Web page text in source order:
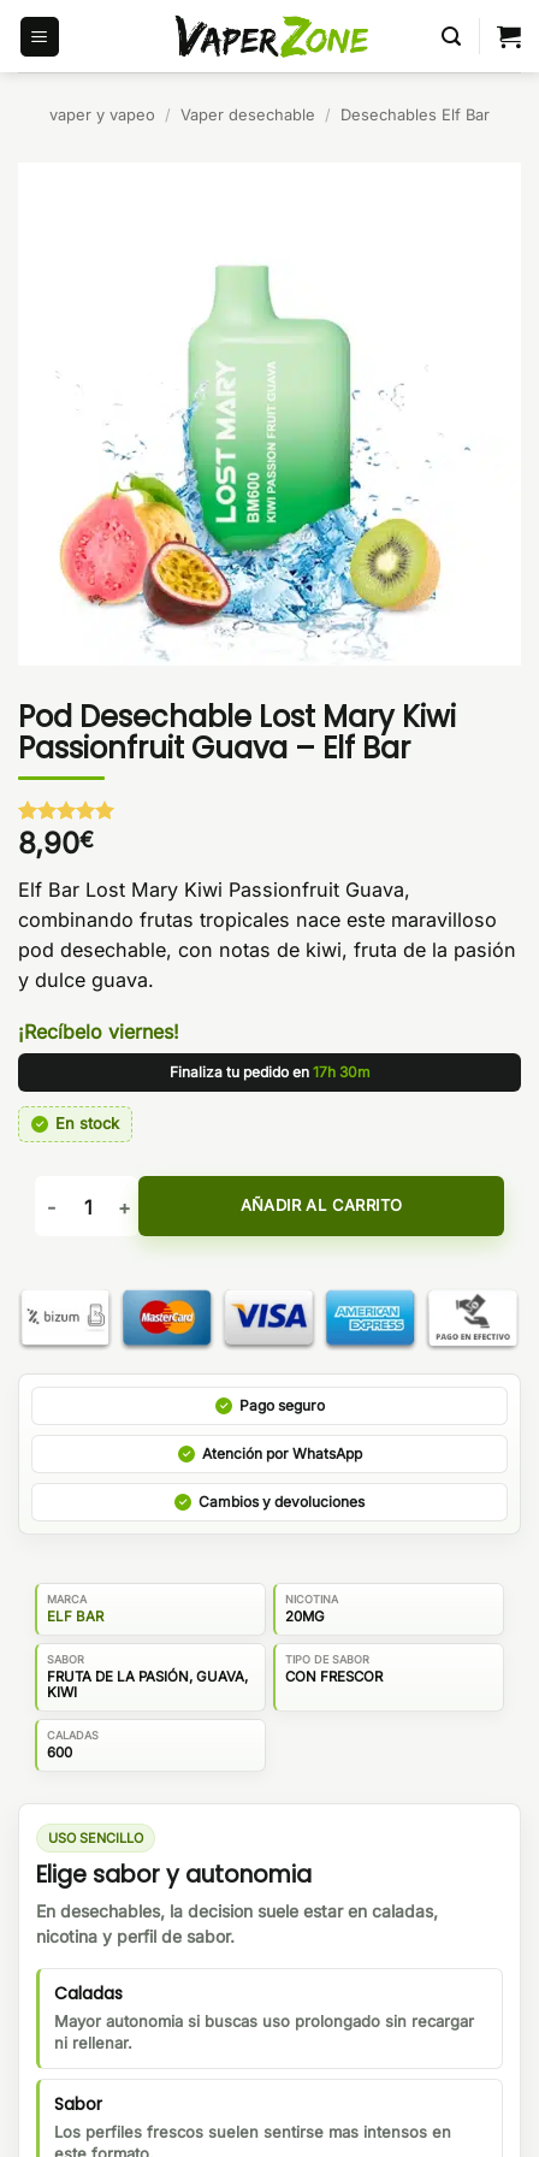
Saltar
contenido
vaper y vapeo / Vaper desechable / Desechables Elf Bar
Pod Desechable Lost Mary Kiwi
Passionfruit Guava – Elf Bar
Valorado
con5 de 5
en base a
1
valoración
de un
8,90€
Elf Bar Lost Mary Kiwi Passionfruit Guava,
combinando frutas tropicales nace este maravilloso
pod desechable, con notas de kiwi, fruta de la pasión
y dulce guava.
¡Recíbelo viernes!
Finaliza tu pedido en 17h 30m
En stock
Pod Desechable Lost Mary Kiwi Passionfruit Guava - Elf Bar
AÑADIR AL CARRITO
Pago seguro
Atención por WhatsApp
Cambios y devoluciones
MARCA
ELF BAR
NICOTINA
20MG
SABOR
FRUTA DE LA PASIÓN, GUAVA,
KIWI
TIPO DE SABOR
CON FRESCOR
CALADAS
600
USO SENCILLO
Elige sabor y autonomia
En desechables, la decision suele estar en caladas,
nicotina y perfil de sabor.
Caladas
Mayor autonomia si buscas uso prolongado sin recargar
ni rellenar.
Sabor
Los perfiles frescos suelen sentirse mas intensos en